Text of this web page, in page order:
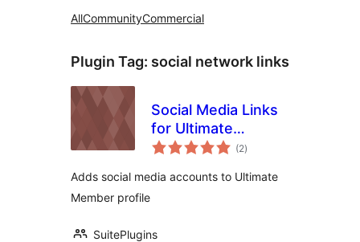
AllCommunityCommercial
Plugin Tag: social network links
Social Media Links
for Ultimate
Member
(2total
ratings
)
Adds social media accounts to Ultimate
Member profile
SuitePlugins